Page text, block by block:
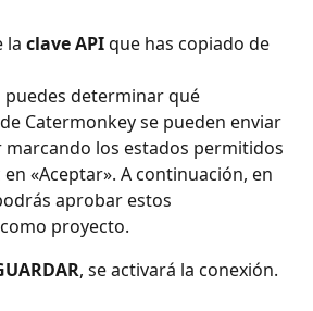
la clave API que has copiado de
puedes determinar qué
Catermonkey se pueden enviar
marcando los estados permitidos
«Aceptar». A continuación, en
aprobar estos
proyecto.
, se activará la conexión.